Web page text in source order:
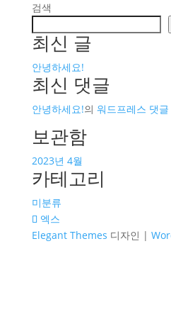
검색
최신 글
안녕하세요!
최신 댓글
안녕하세요!의 워드프레스 댓
보관함
2023년 4월
카테고리
미분류
엑스
Elegant Themes 디자인 |